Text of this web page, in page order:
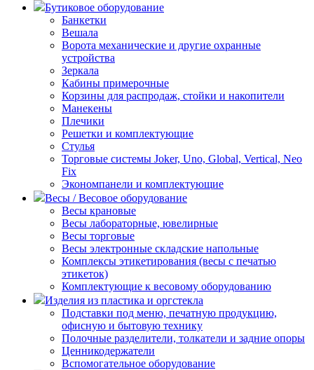
Бутиковое оборудование
Банкетки
Вешала
Ворота механические и другие охранные
устройства
Зеркала
Кабины примерочные
Корзины для распродаж, стойки и накопители
Манекены
Плечики
Решетки и комплектующие
Стулья
Торговые системы Joker, Uno, Global, Vertical, Neo
Fix
Экономпанели и комплектующие
Весы / Весовое оборудование
Весы крановые
Весы лабораторные, ювелирные
Весы торговые
Весы электронные складские напольные
Комплексы этикетирования (весы с печатью
этикеток)
Комплектующие к весовому оборудованию
Изделия из пластика и оргстекла
Подставки под меню, печатную продукцию,
офисную и бытовую технику
Полочные разделители, толкатели и задние опоры
Ценникодержатели
Вспомогательное оборудование